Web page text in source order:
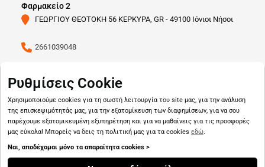
Φαρμακείο 2
ΓΕΩΡΓΙΟΥ ΘΕΟΤΟΚΗ 56 ΚΕΡΚΥΡΑ, GR - 49100 Ιόνιοι Νήσοι
2661039048
Προβολή χάρτη
Copyright © 2026pharmado.gr
Ρυθμίσεις Cookie
Χρησιμοποιούμε cookies για τη σωστή λειτουργία του site μας, για την ανάλυση
της επισκεψιμότητάς μας, για την εξατομίκευση των διαφημίσεων, για να σου
παρέχουμε εξατομικευμένη εξυπηρέτηση και για να μαθαίνεις για τις προσφορές
μας εύκολα! Μπορείς να δεις τη πολιτική μας για τα cookies εδώ.
Ναι, αποδέχομαι μόνο τα απαραίτητα cookies >